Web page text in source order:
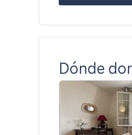
Dónde